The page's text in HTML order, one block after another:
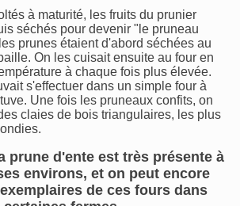
à maturité, les fruits du prunier
séchés pour devenir "le pruneau
prunes étaient d'abord séchées au
On les cuisait ensuite au four en
à chaque fois plus élevée.
s'effectuer dans un simple four à
Une fois les pruneaux confits, on
claies de bois triangulaires, les plus
prune d'ente est très présente à
environs, et on peut encore
de ces fours dans